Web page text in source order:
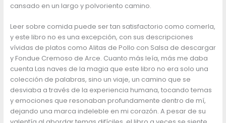
cansado en un largo y polvoriento camino.
Leer sobre comida puede ser tan satisfactorio como comerla,
y este libro no es una excepción, con sus descripciones
vívidas de platos como Alitas de Pollo con Salsa de descargar
y Fondue Cremoso de Arce. Cuanto más leía, más me daba
cuenta Las naves de la magia que este libro no era solo una
colección de palabras, sino un viaje, un camino que se
desviaba a través de la experiencia humana, tocando temas
y emociones que resonaban profundamente dentro de mí,
dejando una marca indeleble en mi corazón. A pesar de su